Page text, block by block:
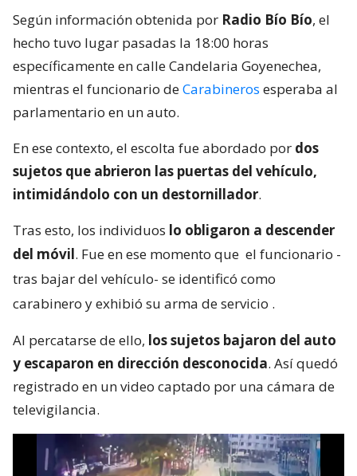
Según información obtenida por Radio Bío Bío, el
hecho tuvo lugar pasadas la 18:00 horas
específicamente en calle Candelaria Goyenechea,
mientras el funcionario deCarabineros esperaba al
parlamentario en un auto.
En ese contexto, el escolta fue abordado por dos
sujetos que abrieron las puertas del vehículo,
intimidándolo con un destornillador.
Tras esto, los individuos lo obligaron a descender
del móvil. Fue en ese momento que el funcionario -
tras bajar del vehículo- se identificó como
carabinero y exhibió su arma de servicio .
Al percatarse de ello, los sujetos bajaron del auto
y escaparon en dirección desconocida. Así quedó
registrado en un video captado por una cámara de
televigilancia.